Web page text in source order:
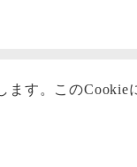
す。このCookie